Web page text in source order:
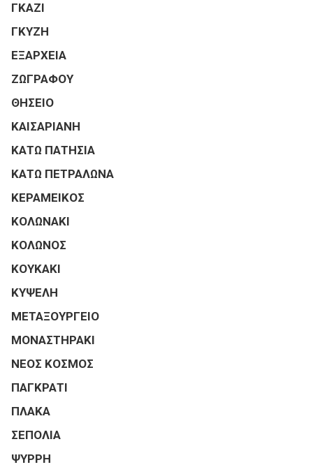
ΓΚΑΖΙ
ΓΚΥΖΗ
ΕΞΑΡΧΕΙΑ
ΖΩΓΡΑΦΟΥ
ΘΗΣΕΙΟ
ΚΑΙΣΑΡΙΑΝΗ
ΚΑΤΩ ΠΑΤΗΣΙΑ
ΚΑΤΩ ΠΕΤΡΑΛΩΝΑ
ΚΕΡΑΜΕΙΚΟΣ
ΚΟΛΩΝΑΚΙ
ΚΟΛΩΝΟΣ
ΚΟΥΚΑΚΙ
ΚΥΨΕΛΗ
ΜΕΤΑΞΟΥΡΓΕΙΟ
ΜΟΝΑΣΤΗΡΑΚΙ
ΝΕΟΣ ΚΟΣΜΟΣ
ΠΑΓΚΡΑΤΙ
ΠΛΑΚΑ
ΣΕΠΟΛΙΑ
ΨΥΡΡΗ